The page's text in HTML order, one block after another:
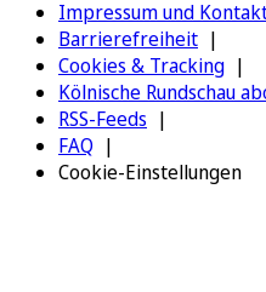
Impressum und
Barrierefreiheit
Cookies & Tracking
Kölnische Rundschau
RSS-Feeds
FAQ
Cookie-Einstellungen